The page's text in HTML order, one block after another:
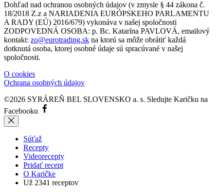
Dohľad nad ochranou osobných údajov (v zmysle § 44 zákona č.
18/2018 Z.z a NARIADENIA EURÓPSKEHO PARLAMENTU
A RADY (EÚ) 2016/679) vykonáva v našej spoločnosti
ZODPOVEDNÁ OSOBA: p. Bc. Katarína PAVLOVÁ, emailový
kontakt: zo@eurotrading.sk na ktorú sa môže obrátiť každá
dotknutá osoba, ktorej osobné údaje sú spracúvané v našej
spoločnosti.
O cookies
Ochrana osobných údajov
©2026 SYRÁREŇ BEL SLOVENSKO a. s. Sledujte Karičku na
Facebooku
Súťaž
Recepty
Videorecepty
Pridať recept
O Karičke
Už 2341 receptov